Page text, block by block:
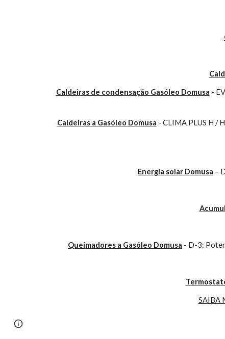
Caldeiras de condensação Gasóleo Domusa -
Caldeiras a Gasóleo Domusa - CLIMA PLUS H /
Energia solar Domusa –
Queimadores a Gasóleo Domusa - D-3:
SAIBA